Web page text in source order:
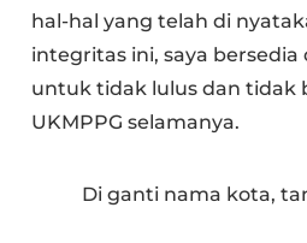
hal-hal yang telah di
integritas ini, saya bersedia
untuk tidak lulus dan tidak
UKMPPG selamanya.
Di ganti nama kota,